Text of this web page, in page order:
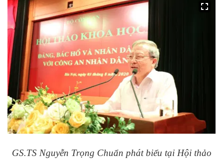
GS.TS Nguyễn Trọng Chuẩn phát biểu tại Hội thảo